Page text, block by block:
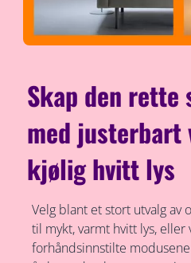
Skap den rette
med
kjølig hvitt lys
Velg blant et stort utvalg av
til mykt, varmt hvitt lys, eller
forhåndsinnstilte